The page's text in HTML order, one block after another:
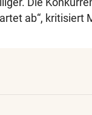
ab“, kritisiert